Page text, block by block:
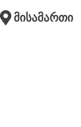
მისამართი